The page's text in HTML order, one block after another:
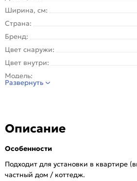
Ширина, см:
Страна:
Бренд:
Цвет снаружи:
Цвет внутри:
Модель:
Открывание:
Марка
Новолипецкий
Отделка снаружи:
Отделка внутри:
Окраска:
Развернуть
Описание
Особенности
Подходит для установки в квартире
частный дом / коттедж.